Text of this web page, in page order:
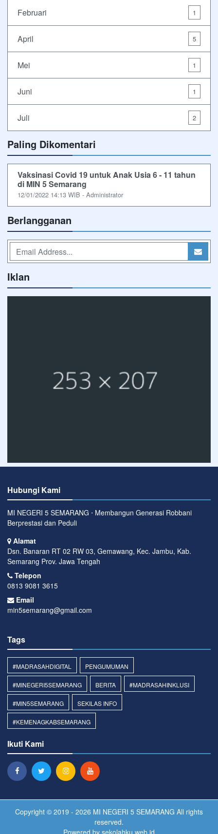
Februari 1
April 5
Mei 1
Juni 1
Juli 2
Paling Dikomentari
Vaksinasi Covid 19 untuk Anak Usia 6 - 11 tahun
di MIN 5 Semarang
12/01/2022 14:13 WIB - Administrator
Berlangganan
Iklan
Hubungi Kami
MI NEGERI 5 SEMARANG ⋅ Membangun Generasi Robbani
Berprestasi dan Peduli
Alamat
Dsn. Banaran RT 02 RW 03, Gemawang, Kec. Jambu, Kab.
Semarang Prov. Jawa Tengah
Telepon
0813 9081 3615
Email
min5semarang@gmail.com
Tags
#MADRASAHDIGITAL PENGUMUMAN
#MINEGERI5SEMARANG BERITA #MADRASAHINKLUSI
#MIN5SEMARANG SEKILAS INFO
#KEMENAGKABSEMARANG
Ikuti Kami
Copyright © 2019 - 2026 MI NEGERI 5 SEMARANG All rights
reserved.